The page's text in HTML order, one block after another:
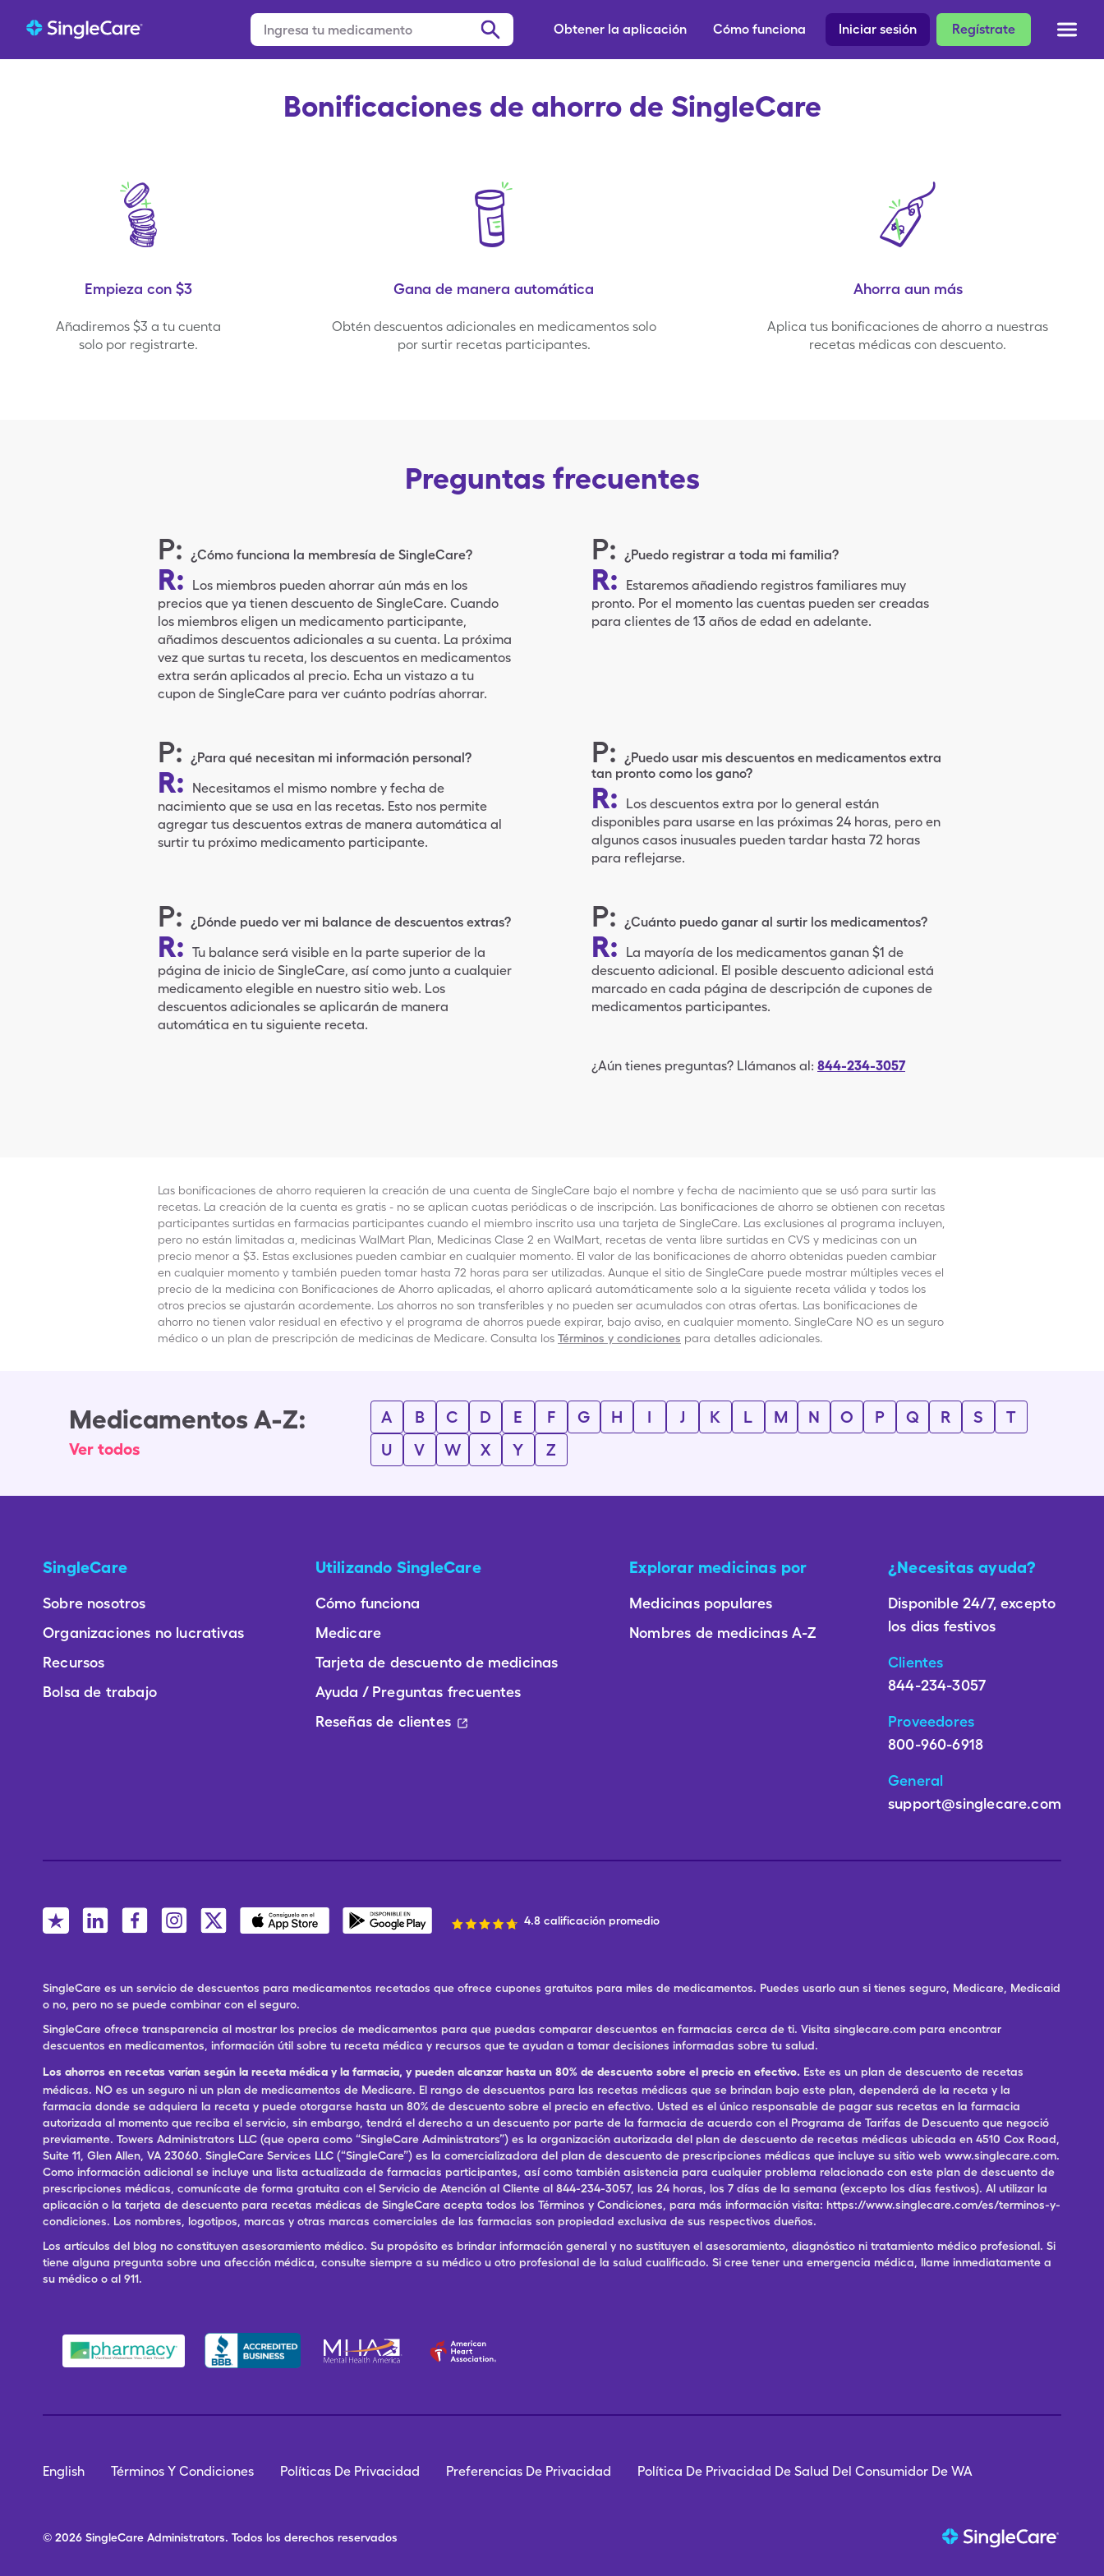
Regístrate
Iniciar sesión
Cómo funciona
Obtener la aplicación
Bonificaciones de ahorro de SingleCare
Empieza con $3
Añadiremos $3 a tu cuenta
solo por registrarte.
Gana de manera automática
Obtén descuentos adicionales en medicamentos solo
por surtir recetas participantes.
Ahorra aun más
Aplica tus bonificaciones de ahorro a nuestras
recetas médicas con descuento.
Preguntas frecuentes
P: ¿Cómo funciona la membresía de SingleCare?
R:
Los miembros pueden ahorrar aún más en los
precios que ya tienen descuento de SingleCare. Cuando
los miembros eligen un medicamento participante,
añadimos descuentos adicionales a su cuenta. La próxima
vez que surtas tu receta, los descuentos en medicamentos
extra serán aplicados al precio. Echa un vistazo a tu
cupon de SingleCare para ver cuánto podrías ahorrar.
P: ¿Puedo registrar a toda mi familia?
R:
Estaremos añadiendo registros familiares muy
pronto. Por el momento las cuentas pueden ser creadas
para clientes de 13 años de edad en adelante.
P: ¿Para qué necesitan mi información personal?
R:
Necesitamos el mismo nombre y fecha de
nacimiento que se usa en las recetas. Esto nos permite
agregar tus descuentos extras de manera automática al
surtir tu próximo medicamento participante.
P: ¿Puedo usar mis descuentos en medicamentos extra
tan pronto como los gano?
R:
Los descuentos extra por lo general están
disponibles para usarse en las próximas 24 horas, pero en
algunos casos inusuales pueden tardar hasta 72 horas
para reflejarse.
P: ¿Dónde puedo ver mi balance de descuentos extras?
R: Tu balance será visible en la parte superior de la
página de inicio de SingleCare, así como junto a cualquier
medicamento elegible en nuestro sitio web. Los
descuentos adicionales se aplicarán de manera
automática en tu siguiente receta.
P: ¿Cuánto puedo ganar al surtir los medicamentos?
R:
La mayoría de los medicamentos ganan $1 de
descuento adicional. El posible descuento adicional está
marcado en cada página de descripción de cupones de
medicamentos participantes.
¿Aún tienes preguntas? Llámanos al: 844-234-3057
Las bonificaciones de ahorro requieren la creación de una cuenta de SingleCare bajo el nombre y fecha de nacimiento que se usó para surtir las
recetas. La creación de la cuenta es gratis - no se aplican cuotas periódicas o de inscripción. Las bonificaciones de ahorro se obtienen con recetas
participantes surtidas en farmacias participantes cuando el miembro inscrito usa una tarjeta de SingleCare. Las exclusiones al programa incluyen,
pero no están limitadas a, medicinas WalMart Plan, Medicinas Clase 2 en WalMart, recetas de venta libre surtidas en CVS y medicinas con un
precio menor a $3. Estas exclusiones pueden cambiar en cualquier momento. El valor de las bonificaciones de ahorro obtenidas pueden cambiar
en cualquier momento y también pueden tomar hasta 72 horas para ser utilizadas. Aunque el sitio de SingleCare puede mostrar múltiples veces el
precio de la medicina con Bonificaciones de Ahorro aplicadas, el ahorro aplicará automáticamente solo a la siguiente receta válida y todos los
otros precios se ajustarán acordemente. Los ahorros no son transferibles y no pueden ser acumulados con otras ofertas. Las bonificaciones de
ahorro no tienen valor residual en efectivo y el programa de ahorros puede expirar, bajo aviso, en cualquier momento. SingleCare NO es un seguro
médico o un plan de prescripción de medicinas de Medicare. Consulta los Términos y condiciones para detalles adicionales.
Medicamentos A-Z:
Ver todos
A B C D E F G H I J K L M N O P Q R S
T
U
V W X Y Z
SingleCare
Sobre nosotros
Organizaciones no lucrativas
Recursos
Bolsa de trabajo
Utilizando SingleCare
Cómo funciona
Medicare
Tarjeta de descuento de medicinas
Ayuda / Preguntas frecuentes
Reseñas de clientes
Explorar medicinas por
Medicinas populares
Nombres de medicinas A-Z
¿Necesitas ayuda?
Disponible 24/7, excepto
los dias festivos
Clientes
844-234-3057
Proveedores
800-960-6918
General
support@singlecare.com
4.8 calificación promedio
SingleCare es un servicio de descuentos para medicamentos recetados que ofrece cupones gratuitos para miles de medicamentos. Puedes usarlo aun si tienes seguro, Medicare, Medicaid
o no, pero no se puede combinar con el seguro.
SingleCare ofrece transparencia al mostrar los precios de medicamentos para que puedas comparar descuentos en farmacias cerca de ti. Visita singlecare.com para encontrar
descuentos en medicamentos, información útil sobre tu receta médica y recursos que te ayudan a tomar decisiones informadas sobre tu salud.
Los ahorros en recetas varían según la receta médica y la farmacia, y pueden alcanzar hasta un 80% de descuento sobre el precio en efectivo. Este es un plan de descuento de recetas
médicas. NO es un seguro ni un plan de medicamentos de Medicare. El rango de descuentos para las recetas médicas que se brindan bajo este plan, dependerá de la receta y la
farmacia donde se adquiera la receta y puede otorgarse hasta un 80% de descuento sobre el precio en efectivo. Usted es el único responsable de pagar sus recetas en la farmacia
autorizada al momento que reciba el servicio, sin embargo, tendrá el derecho a un descuento por parte de la farmacia de acuerdo con el Programa de Tarifas de Descuento que negoció
previamente. Towers Administrators LLC (que opera como “SingleCare Administrators”) es la organización autorizada del plan de descuento de recetas médicas ubicada en 4510 Cox Road,
Suite 11, Glen Allen, VA 23060. SingleCare Services LLC (“SingleCare”) es la comercializadora del plan de descuento de prescripciones médicas que incluye su sitio web www.singlecare.com.
Como información adicional se incluye una lista actualizada de farmacias participantes, así como también asistencia para cualquier problema relacionado con este plan de descuento de
prescripciones médicas, comunícate de forma gratuita con el Servicio de Atención al Cliente al 844-234-3057, las 24 horas, los 7 días de la semana (excepto los días festivos). Al utilizar la
aplicación o la tarjeta de descuento para recetas médicas de SingleCare acepta todos los Términos y Condiciones, para más información visita: https://www.singlecare.com/es/terminos-y-
condiciones. Los nombres, logotipos, marcas y otras marcas comerciales de las farmacias son propiedad exclusiva de sus respectivos dueños.
Los artículos del blog no constituyen asesoramiento médico. Su propósito es brindar información general y no sustituyen el asesoramiento, diagnóstico ni tratamiento médico profesional. Si
tiene alguna pregunta sobre una afección médica, consulte siempre a su médico u otro profesional de la salud cualificado. Si cree tener una emergencia médica, llame inmediatamente a
su médico o al 911.
English Términos Y Condiciones Políticas De Privacidad Preferencias De Privacidad Política De Privacidad De Salud Del Consumidor De WA
© 2026 SingleCare Administrators. Todos los derechos reservados